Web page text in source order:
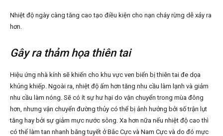
Nhiệt độ ngày càng tăng cao tạo điều kiện cho nạn cháy rừng dễ xảy ra
hơn.
Gây ra thảm họa thiên tai
Hiệu ứng nhà kính sẽ khiến cho khu vực ven biển bị thiên tai đe dọa
khủng khiếp. Ngoài ra, nhiệt độ ấm hơn tăng nhu cầu làm lạnh và giảm
nhu cầu làm nóng. Sẽ có ít sự hư hại do vận chuyển trong mùa đông
hơn, nhưng vận chuyển đường thủy có thể bị ảnh hưởng bởi số trận lụt
tăng hay bởi sự giảm mực nước sông. Xa hơn nữa nếu nhiệt độ cao thì
có thể làm tan nhanh băng tuyết ở Bắc Cực và Nam Cực và do đó mực